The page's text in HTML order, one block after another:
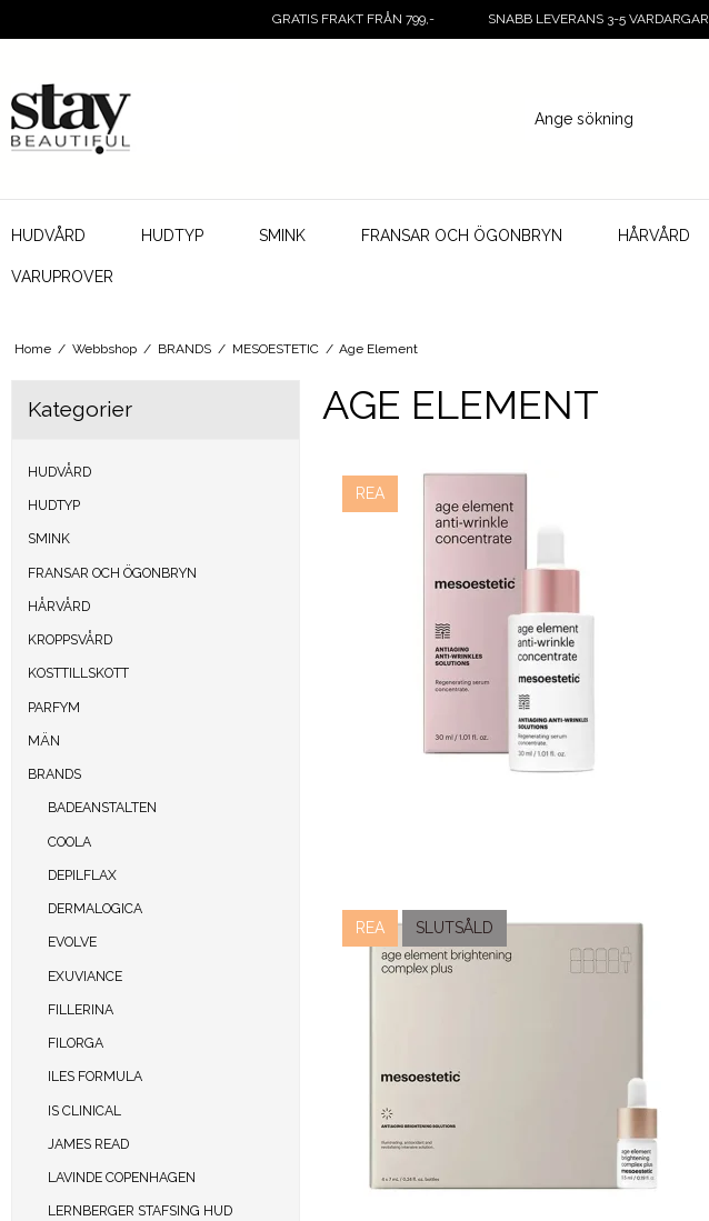
GRATIS FRAKT FRÅN 799,- SNABB LEVERANS 3-5 VARDARGAR
HUDVÅRD HUDTYP SMINK FRANSAR OCH ÖGONBRYN HÅRVÅRD
VARUPROVER
Home / Webbshop / BRANDS / MESOESTETIC / Age Element
Kategorier
HUDVÅRD
HUDTYP
SMINK
FRANSAR OCH ÖGONBRYN
HÅRVÅRD
KROPPSVÅRD
KOSTTILLSKOTT
PARFYM
MÄN
BRANDS
BADEANSTALTEN
COOLA
DEPILFLAX
DERMALOGICA
EVOLVE
EXUVIANCE
FILLERINA
FILORGA
ILES FORMULA
IS CLINICAL
JAMES READ
LAVINDE COPENHAGEN
LERNBERGER STAFSING HUD
AGE ELEMENT
REA
REA SLUTSÅLD